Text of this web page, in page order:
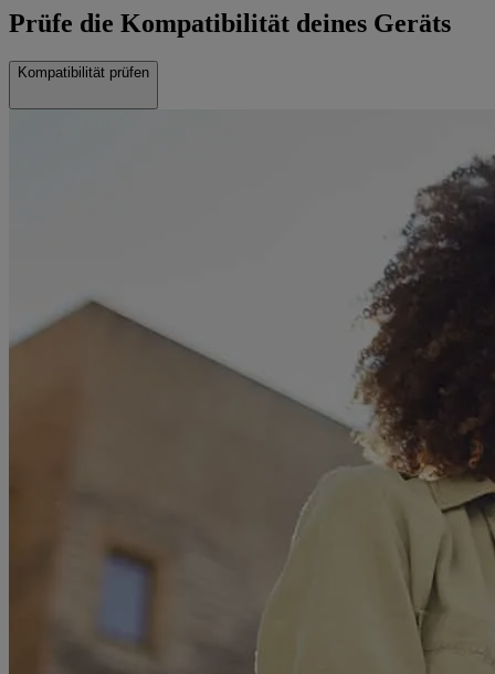
Prüfe die Kompatibilität deines Geräts
Kompatibilität prüfen